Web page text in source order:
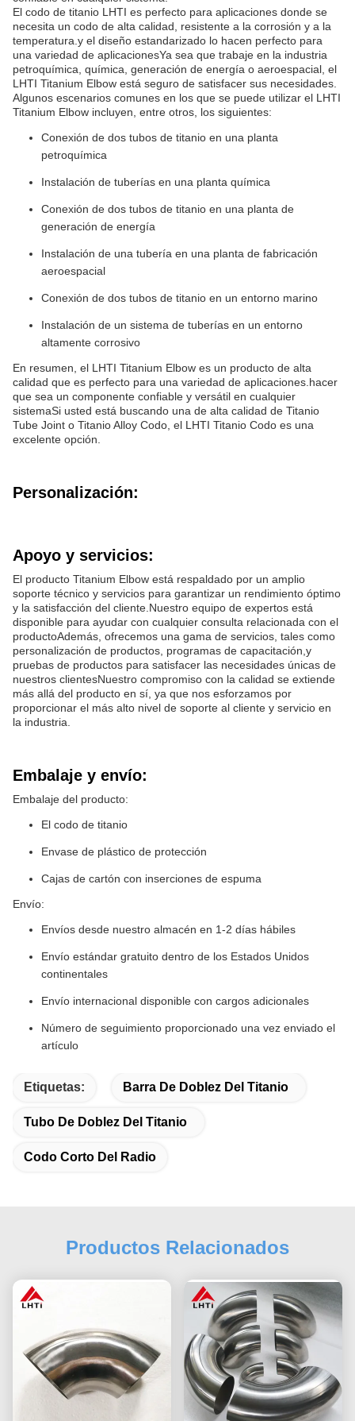
El codo de titanio LHTI es perfecto para aplicaciones donde se
necesita un codo de alta calidad, resistente a la corrosión y a la
temperatura.y el diseño estandarizado lo hacen perfecto para
una variedad de aplicacionesYa sea que trabaje en la industria
petroquímica, química, generación de energía o aeroespacial, el
LHTI Titanium Elbow está seguro de satisfacer sus necesidades.
Algunos escenarios comunes en los que se puede utilizar el LHTI
Titanium Elbow incluyen, entre otros, los siguientes:
Conexión de dos tubos de titanio en una planta
petroquímica
Instalación de tuberías en una planta química
Conexión de dos tubos de titanio en una planta de
generación de energía
Instalación de una tubería en una planta de fabricación
aeroespacial
Conexión de dos tubos de titanio en un entorno marino
Instalación de un sistema de tuberías en un entorno
altamente corrosivo
En resumen, el LHTI Titanium Elbow es un producto de alta
calidad que es perfecto para una variedad de aplicaciones.hacer
que sea un componente confiable y versátil en cualquier
sistemaSi usted está buscando una de alta calidad de Titanio
Tube Joint o Titanio Alloy Codo, el LHTI Titanio Codo es una
excelente opción.
Personalización:
Apoyo y servicios:
El producto Titanium Elbow está respaldado por un amplio
soporte técnico y servicios para garantizar un rendimiento óptimo
y la satisfacción del cliente.Nuestro equipo de expertos está
disponible para ayudar con cualquier consulta relacionada con el
productoAdemás, ofrecemos una gama de servicios, tales como
personalización de productos, programas de capacitación,y
pruebas de productos para satisfacer las necesidades únicas de
nuestros clientesNuestro compromiso con la calidad se extiende
más allá del producto en sí, ya que nos esforzamos por
proporcionar el más alto nivel de soporte al cliente y servicio en
la industria.
Embalaje y envío:
Embalaje del producto:
El codo de titanio
Envase de plástico de protección
Cajas de cartón con inserciones de espuma
Envío:
Envíos desde nuestro almacén en 1-2 días hábiles
Envío estándar gratuito dentro de los Estados Unidos
continentales
Envío internacional disponible con cargos adicionales
Número de seguimiento proporcionado una vez enviado el
artículo
Etiquetas: Barra De Doblez Del Titanio
Tubo De Doblez Del Titanio
Codo Corto Del Radio
Productos Relacionados